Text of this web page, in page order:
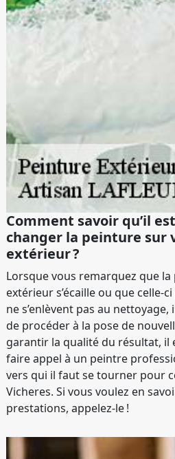
Comment savoir qu’il
changer la peinture sur
extérieur ?
Lorsque vous remarquez que
extérieur s’écaille ou que celle-
ne s’enlèvent pas au
de procéder à la pose de
garantir la qualité du résultat, il
faire appel à un peintre
vers qui il faut se tourner pour
Vicheres. Si vous voulez en
prestations, appelez-le !